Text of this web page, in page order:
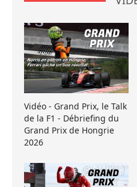
Vidéo - Grand Prix, le Talk
de la F1 - Débriefing du
Grand Prix de Hongrie
2026